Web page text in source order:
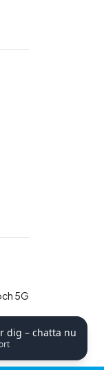
dig – chatta nu
5G